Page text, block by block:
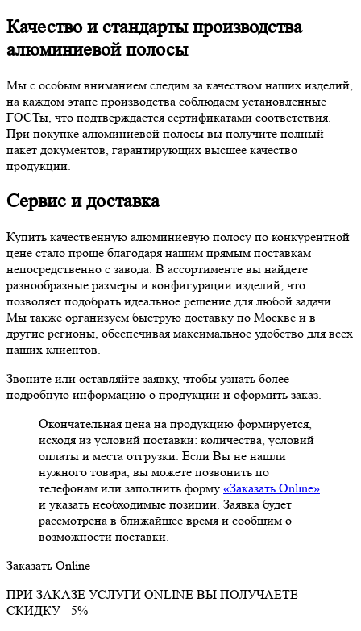
Качество и стандарты производства
алюминиевой полосы
Мы с особым вниманием следим за качеством наших изделий,
на каждом этапе производства соблюдаем установленные
ГОСТы, что подтверждается сертификатами соответствия.
При покупке алюминиевой полосы вы получите полный
пакет документов, гарантирующих высшее качество
продукции.
Сервис и доставка
Купить качественную алюминиевую полосу по конкурентной
цене стало проще благодаря нашим прямым поставкам
непосредственно с завода. В ассортименте вы найдете
разнообразные размеры и конфигурации изделий, что
позволяет подобрать идеальное решение для любой задачи.
Мы также организуем быструю доставку по Москве и в
другие регионы, обеспечивая максимальное удобство для всех
наших клиентов.
Звоните или оставляйте заявку, чтобы узнать более
подробную информацию о продукции и оформить заказ.
Окончательная цена на продукцию формируется,
исходя из условий поставки: количества, условий
оплаты и места отгрузки. Если Вы не нашли
нужного товара, вы можете позвонить по
телефонам или заполнить форму «Заказать Online»
и указать необходимые позиции. Заявка будет
рассмотрена в ближайшее время и сообщим о
возможности поставки.
Заказать Online
ПРИ ЗАКАЗЕ УСЛУГИ ONLINE ВЫ ПОЛУЧАЕТЕ
СКИДКУ - 5%